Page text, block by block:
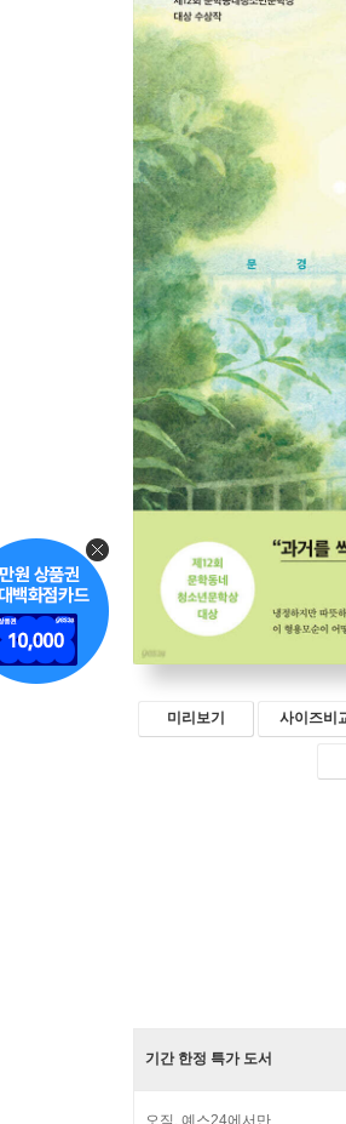
미리보기 사이즈비
기간 한정 특가 도서